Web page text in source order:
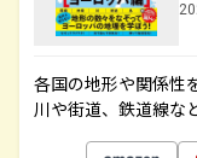
各国の地形や関係性
川や街道、鉄道線な